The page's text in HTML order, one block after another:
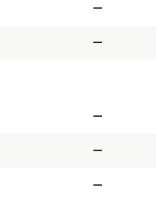
—
—
—
—
—